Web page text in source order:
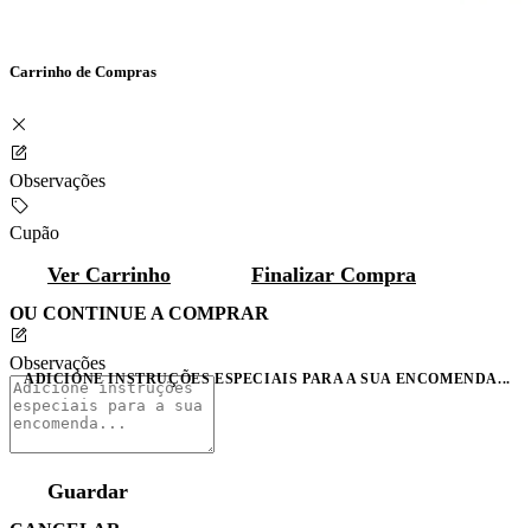
Carrinho de Compras
Observações
Cupão
Ver Carrinho Finalizar Compra
OU CONTINUE A COMPRAR
Observações
ADICIONE INSTRUÇÕES ESPECIAIS PARA A SUA ENCOMENDA...
Guardar